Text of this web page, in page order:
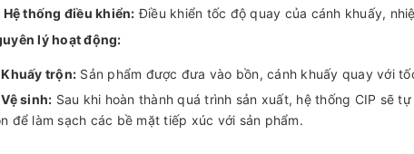
Hệ thống điều khiển: Điều khiển tốc độ quay của cánh khuấy,
lý hoạt động:
Khuấy trộn: Sản phẩm được đưa vào bồn, cánh khuấy quay với
Vệ sinh: Sau khi hoàn thành quá trình sản xuất, hệ thống CIP sẽ
để làm sạch các bề mặt tiếp xúc với sản phẩm.